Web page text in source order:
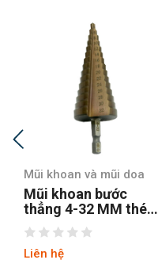
Mũi khoan và mũi doa
Mũi khoan bước
thẳng 5-35 MM chuôi
tròn
Liên hệ